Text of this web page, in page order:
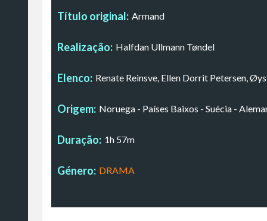
Título original: Armand
Realização: Halfdan Ullmann Tøndel
Elenco: Renate Reinsve, Ellen Dorrit Petersen,
Origem: Noruega - Países Baixos - Suécia -
Duração: 1h 57m
Género: DRAMA